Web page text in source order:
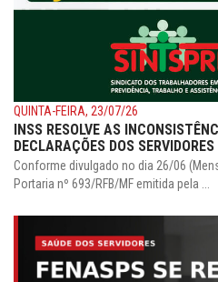
QUINTA-FEIRA, 23/07/26
INSS RESOLVE AS
DECLARAÇÕES DOS
Conforme divulgado no dia 26/06
Portaria nº 693/RFB/MF emitida pela ...